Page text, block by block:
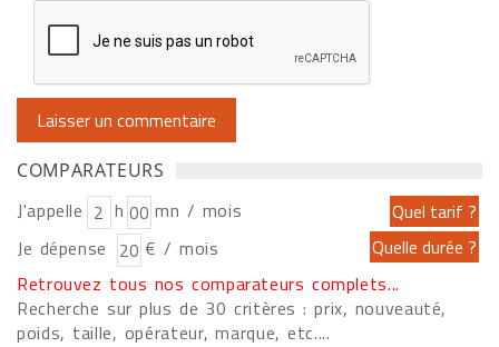
COMPARATEURS
J'appelle h
mn / mois
Je dépense
€ / mois
Retrouvez tous nos comparateurs complets...
Recherche sur plus de 30 critères : prix, nouveauté,
poids, taille, opérateur, marque, etc....